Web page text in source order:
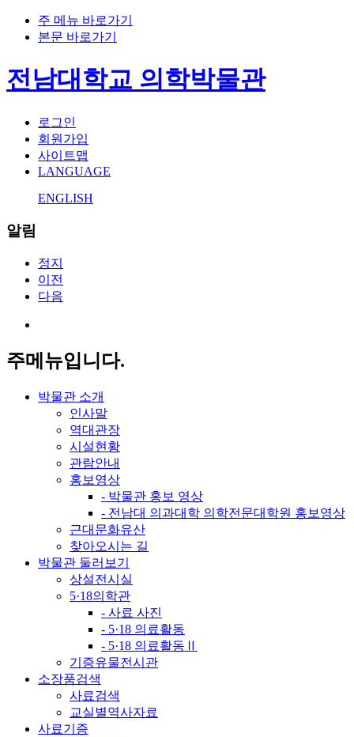
주 메뉴 바로가기
본문 바로가기
전남대학교 의학박물관
로그인
회원가입
사이트맵
LANGUAGE
ENGLISH
알림
정지
이전
다음
주메뉴입니다.
박물관 소개
인사말
역대관장
시설현황
관람안내
홍보영상
- 박물관 홍보 영상
- 전남대 의과대학 의학전문대학원 홍보영상
근대문화유산
찾아오시는 길
박물관 둘러보기
상설전시실
5·18의학관
- 사료 사진
- 5·18 의료활동
- 5·18 의료활동Ⅱ
기증유물전시관
소장품검색
사료검색
교실별역사자료
사료기증